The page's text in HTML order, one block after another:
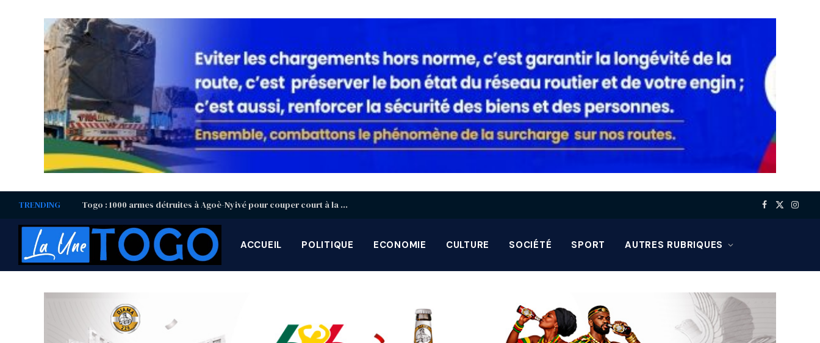
TRENDING Togo : 1000 armes détruites à Agoè-Nyivé pour couper court à la prolifération Facebook
X
ACCUEIL POLITIQUE ECONOMIE CULTURE SOCIÉTÉ SPORT AUTRES RUBRIQUES